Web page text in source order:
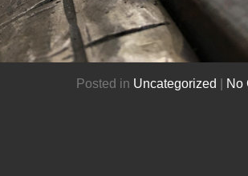
Posted in Uncategorized | No